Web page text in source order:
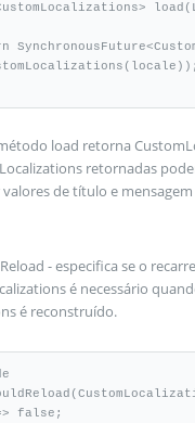
load retorna
retornadas
de título e mensagem
- especifica se o
é necessário
é reconstruído.
false;